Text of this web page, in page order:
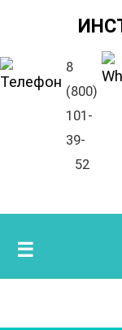
8
(800)
101-
39-
52
☰